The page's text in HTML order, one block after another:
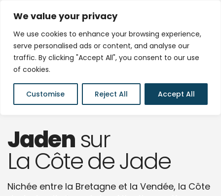
We value your privacy
We use cookies to enhance your browsing experience,
serve personalised ads or content, and analyse our
traffic. By clicking "Accept All", you consent to our use
of cookies.
Customise Reject All Accept All
Constructeur de
Maisons,
Individuelles à la
Côte de Jade
Jadensur
La Côte de Jade
Nichée entre la Bretagne et la Vendée, la Côte